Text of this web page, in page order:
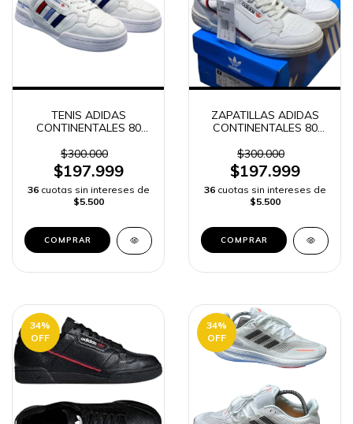
TENIS ADIDAS
CONTINENTALES 80
$300.000
$197.999
36 cuotas sin intereses de
$5.500
COMPRAR
ZAPATILLAS ADIDAS
CONTINENTALES 80
$300.000
$197.999
36 cuotas sin intereses de
$5.500
COMPRAR
34%
OFF
34%
OFF